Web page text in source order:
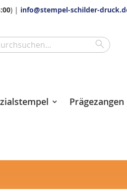
) | info@stempel-schilder-
Search
Prägezangen